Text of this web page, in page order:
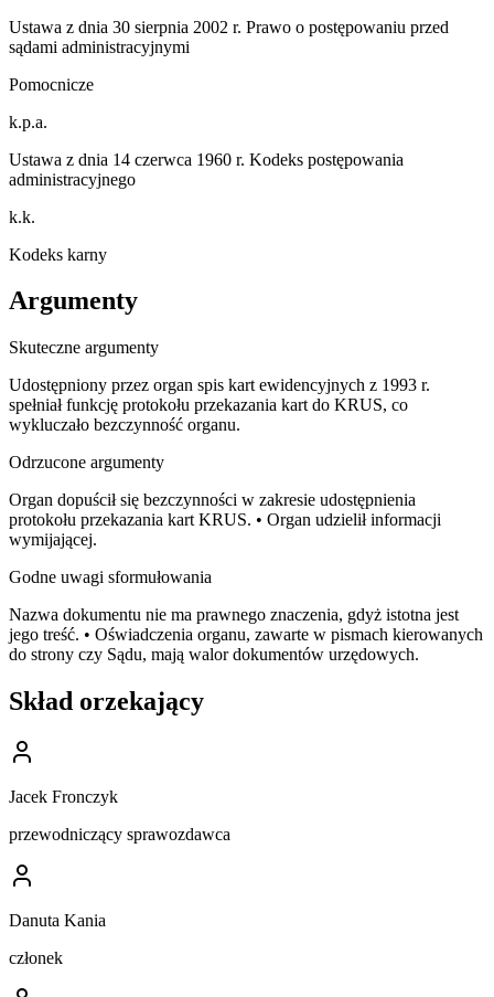
Ustawa z dnia 30 sierpnia 2002 r. Prawo o postępowaniu przed
sądami administracyjnymi
Pomocnicze
k.p.a.
Ustawa z dnia 14 czerwca 1960 r. Kodeks postępowania
administracyjnego
k.k.
Kodeks karny
Argumenty
Skuteczne argumenty
Udostępniony przez organ spis kart ewidencyjnych z 1993 r.
spełniał funkcję protokołu przekazania kart do KRUS, co
wykluczało bezczynność organu.
Odrzucone argumenty
Organ dopuścił się bezczynności w zakresie udostępnienia
protokołu przekazania kart KRUS. • Organ udzielił informacji
wymijającej.
Godne uwagi sformułowania
Nazwa dokumentu nie ma prawnego znaczenia, gdyż istotna jest
jego treść. • Oświadczenia organu, zawarte w pismach kierowanych
do strony czy Sądu, mają walor dokumentów urzędowych.
Skład orzekający
Jacek Fronczyk
przewodniczący sprawozdawca
Danuta Kania
członek